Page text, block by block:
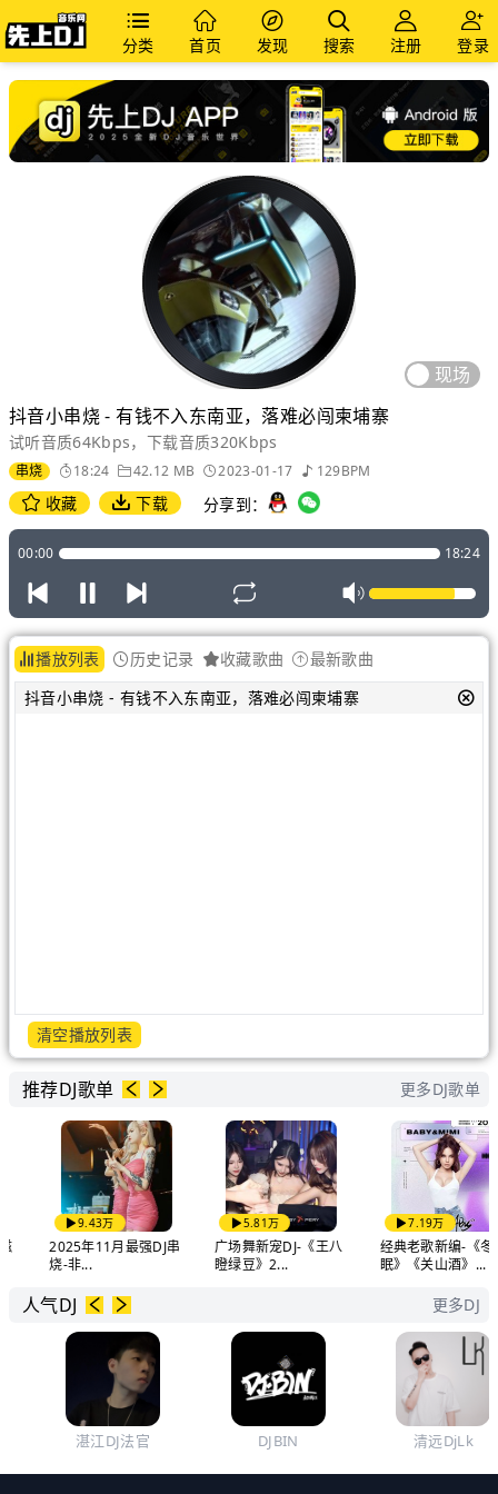
分类 首页 发现 搜索 注册 登录
现场
抖音小串烧 - 有钱不入东南亚，落难必闯柬埔寨
试听音质64Kbps，下载音质320Kbps
串烧 18:24 42.12 MB 2023-01-17 129BPM
收藏 下载 分享到：
00:00 18:24
播放列表 历史记录 收藏歌曲
最新歌曲
抖音小串烧 - 有钱不入东南亚，落难必闯柬埔寨
清空播放列表
推荐DJ歌单 更多DJ歌单
9.43万
2025年11月最强DJ串
烧-非...
5.81万
广场舞新宠DJ-《王八
瞪绿豆》2...
7.19万
经典老歌新编-《冬
眠》《关山酒》...
人气DJ 更多DJ
湛江DJ法官 DJBIN 清远DjLk